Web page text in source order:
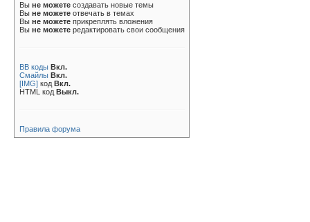
Вы не можете создавать новые темы
Вы не можете отвечать в темах
Вы не можете прикреплять вложения
Вы не можете редактировать свои сообщения
BB коды Вкл.
Смайлы Вкл.
[IMG] код Вкл.
HTML код Выкл.
Правила форума